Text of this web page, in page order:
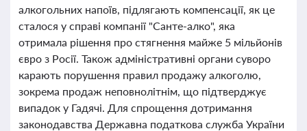
алкогольних напоїв, підлягають компенсації, як це
сталося у справі компанії "Санте-алко", яка
отримала рішення про стягнення майже 5 мільйонів
євро з Росії. Також адміністративні органи суворо
карають порушення правил продажу алкоголю,
зокрема продаж неповнолітнім, що підтверджує
випадок у Гадячі. Для спрощення дотримання
законодавства Державна податкова служба України